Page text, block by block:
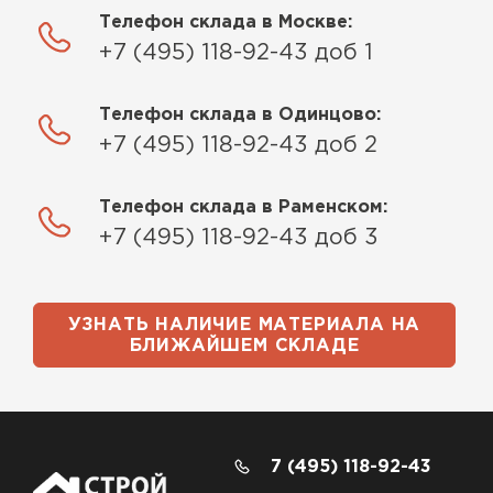
Телефон склада в Москве:
+7 (495) 118-92-43 доб 1
Телефон склада в Одинцово:
+7 (495) 118-92-43 доб 2
Телефон склада в Раменском:
+7 (495) 118-92-43 доб 3
УЗНАТЬ НАЛИЧИЕ МАТЕРИАЛА НА
БЛИЖАЙШЕМ СКЛАДЕ
7 (495) 118-92-43